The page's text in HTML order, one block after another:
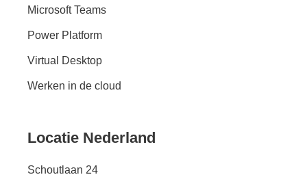
Microsoft Teams
Power Platform
Virtual Desktop
Werken in de cloud
Locatie Nederland
Schoutlaan 24